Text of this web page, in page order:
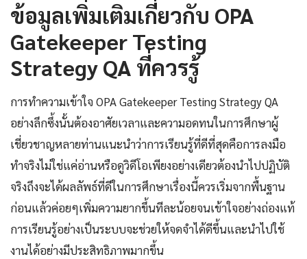
ข้อมูลเพิ่มเติมเกี่ยวกับ OPA
Gatekeeper Testing
Strategy QA ที่ควรรู้
การทำความเข้าใจ OPA Gatekeeper Testing Strategy QA
อย่างลึกซึ้งนั้นต้องอาศัยเวลาและความอดทนในการศึกษาผู้
เชี่ยวชาญหลายท่านแนะนำว่าการเรียนรู้ที่ดีที่สุดคือการลงมือ
ทำจริงไม่ใช่แค่อ่านหรือดูวิดีโอเพียงอย่างเดียวต้องนำไปปฏิบัติ
จริงถึงจะได้ผลลัพธ์ที่ดีในการศึกษาเรื่องนี้ควรเริ่มจากพื้นฐาน
ก่อนแล้วค่อยๆเพิ่มความยากขึ้นทีละน้อยจนเข้าใจอย่างถ่องแท้
การเรียนรู้อย่างเป็นระบบจะช่วยให้จดจำได้ดีขึ้นและนำไปใช้
งานได้อย่างมีประสิทธิภาพมากขึ้น